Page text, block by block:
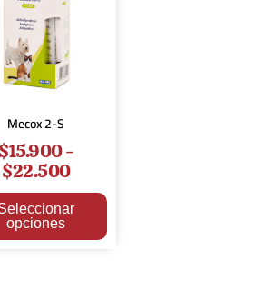
Mecox 2-S
$15.900-
$22.500
opciones